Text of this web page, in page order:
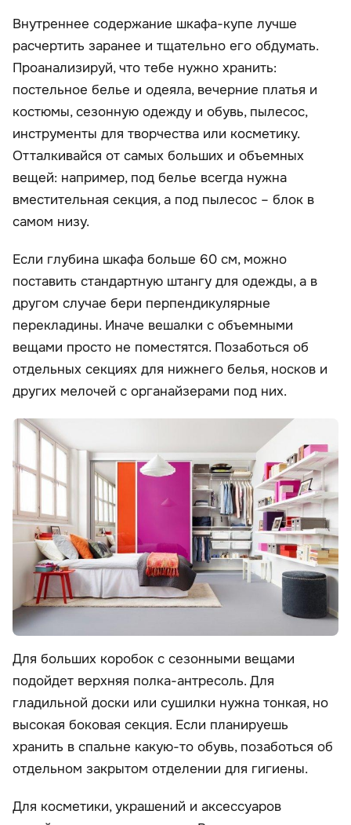
Внутреннее содержание шкафа-купе лучше
расчертить заранее и тщательно его обдумать.
Проанализируй, что тебе нужно хранить:
постельное белье и одеяла, вечерние платья и
костюмы, сезонную одежду и обувь, пылесос,
инструменты для творчества или косметику.
Отталкивайся от самых больших и объемных
вещей: например, под белье всегда нужна
вместительная секция, а под пылесос – блок в
самом низу.
Если глубина шкафа больше 60 см, можно
поставить стандартную штангу для одежды, а в
другом случае бери перпендикулярные
перекладины. Иначе вешалки с объемными
вещами просто не поместятся. Позаботься об
отдельных секциях для нижнего белья, носков и
других мелочей с органайзерами под них.
Для больших коробок с сезонными вещами
подойдет верхняя полка-антресоль. Для
гладильной доски или сушилки нужна тонкая, но
высокая боковая секция. Если планируешь
хранить в спальне какую-то обувь, позаботься об
отдельном закрытом отделении для гигиены.
Для косметики, украшений и аксессуаров